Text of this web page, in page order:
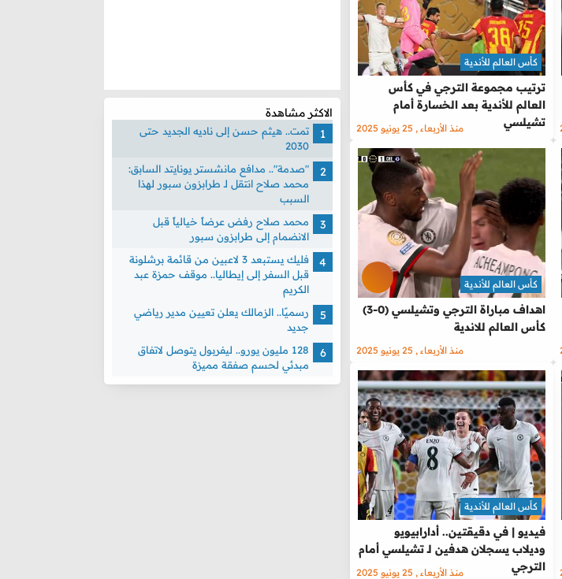
ترتيب مجموعة الترجي في كأس
العالم للأندية بعد الخسارة أمام
تشيلسي
كأس العالم للأندية
منذ الأربعاء , 25 يونيو 2025
اهداف مباراة الترجي وتشيلسي (0-3)
كأس العالم للاندية
كأس العالم للأندية
منذ الأربعاء , 25 يونيو 2025
فيديو | في دقيقتين.. أدارابيويو
وديلاب يسجلان هدفين لـ تشيلسي أمام
الترجي
كأس العالم للأندية
منذ الأربعاء , 25 يونيو 2025
الاكثر مشاهدة
تمت.. هيثم حسن إلى ناديه الجديد حتى
2030
"صدمة".. مدافع مانشستر يونايتد السابق:
محمد صلاح انتقل لـ طرابزون سبور لهذا
السبب
محمد صلاح رفض عرضاً خيالياً قبل
الانضمام إلى طرابزون سبور
فليك يستبعد 3 لاعبين من قائمة برشلونة
قبل السفر إلى إيطاليا.. موقف حمزة عبد
الكريم
رسميًا.. الزمالك يعلن تعيين مدير رياضي
جديد
128 مليون يورو.. ليفربول يتوصل لاتفاق
مبدئي لحسم صفقة مميزة